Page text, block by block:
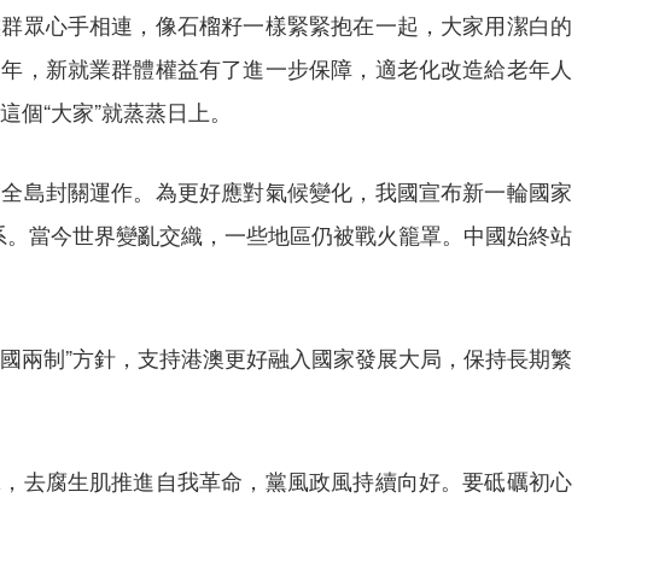
心手相連，像石榴籽一樣緊緊抱在一起，大家用潔白的
，新就業群體權益有了進一步保障，適老化改造給老年人
“大家”就蒸蒸日上。
封關運作。為更好應對氣候變化，我國宣布新一輪國家
當今世界變亂交織，一些地區仍被戰火籠罩。中國始終站
制”方針，支持港澳更好融入國家發展大局，保持長期繁
腐生肌推進自我革命，黨風政風持續向好。要砥礪初心